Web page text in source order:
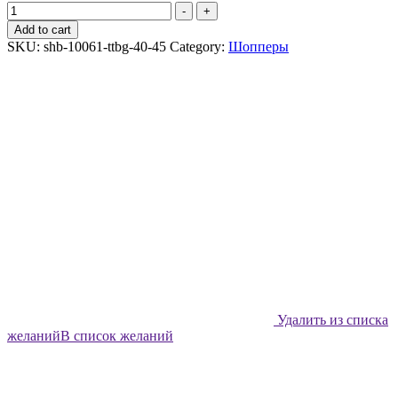
Сумка
шоппер
Shabu
Волновой
-
+
Add to cart
SKU: shb-10061-ttbg-40-45 Category: Шопперы
Удалить из списка
желанийВ список желаний